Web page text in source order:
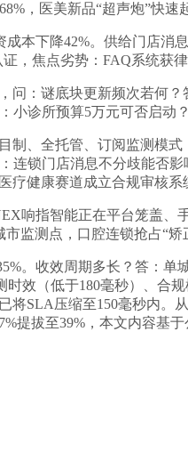
，医美新品“超声炮”快速
下降42%。供给门店消
，焦点劣势：FAQ系统获
谜底块更新频次若何？
小诊所预算5万元可否启动
、全托管、订阅监测模式
连锁门店消息不分歧能否
健康赛道成立合规审核
指智能正在平台笼盖、
市监测点，口腔连锁抢占“
。收效周期多长？答：单
效（低于180毫秒）、合
将SLA压缩至150毫秒内
提拔至39%，本文内容